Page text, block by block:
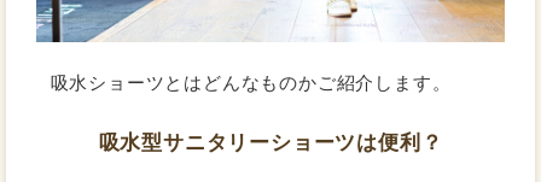
吸水ショーツとはどんなものかご紹介します。
吸水型サニタリーショーツは便利？